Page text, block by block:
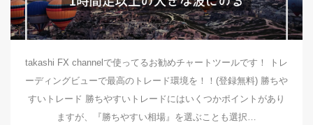
takashi FX channelで使ってるお勧めチャートツールです！ トレ
ーディングビューで最高のトレード環境を！！(登録無料) 勝ちや
すいトレード 勝ちやすいトレードにはいくつかポイントがあり
ますが、『勝ちやすい相場』を選ぶことも選択…